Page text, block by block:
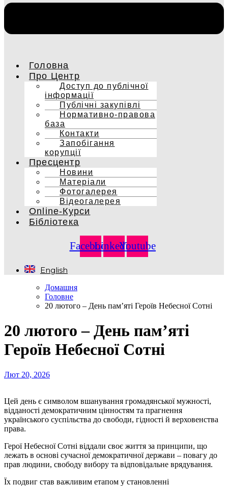
Головна
Про Центр
Доступ до публічної
інформації
Публічні закупівлі
Нормативно-правова
база
Контакти
Запобігання
корупції
Пресцентр
Новини
Матеріали
Фотогалерея
Відеогалерея
Online-Курси
Бібліотека
FacebookLinkedinYoutube
English
Домашня
Головне
20 лютого – День пам’яті Героїв Небесної Сотні
20 лютого – День пам’яті
Героїв Небесної Сотні
Лют 20, 2026
Цей день є символом вшанування громадянської мужності,
відданості демократичним цінностям та прагнення
українського суспільства до свободи, гідності й верховенства
права.
Герої Небесної Сотні віддали своє життя за принципи, що
лежать в основі сучасної демократичної держави – повагу до
прав людини, свободу вибору та відповідальне врядування.
Їх подвиг став важливим етапом у становленні